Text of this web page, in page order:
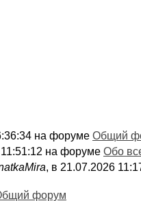
на форуме Общий
на форуме Обо
, в 21.07.2026
форум